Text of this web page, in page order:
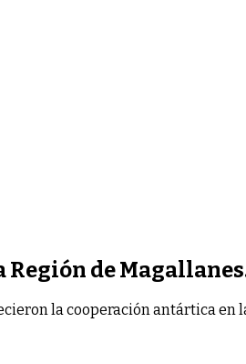
de
la cooperación antártica en